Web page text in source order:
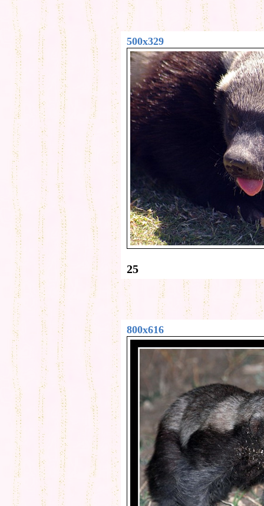
500x329
25
800x616